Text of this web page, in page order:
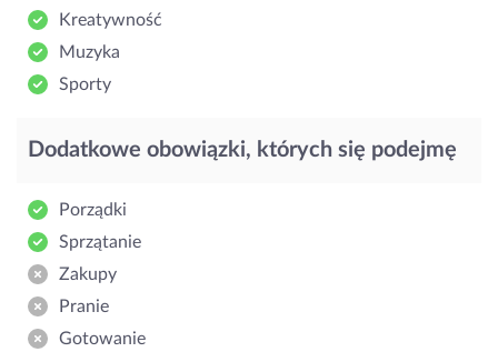
Kreatywność
Muzyka
Sporty
Dodatkowe obowiązki, których się podejmę
Porządki
Sprzątanie
Zakupy
Pranie
Gotowanie